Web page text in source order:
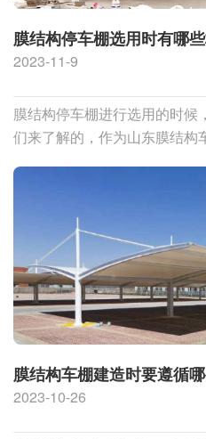
膜结构停车棚选用时有哪
2023-11-9
膜结构停车棚进行选用的时
们来了解的，作为山东膜结构
膜结构车棚建造时要遵循
2023-10-26